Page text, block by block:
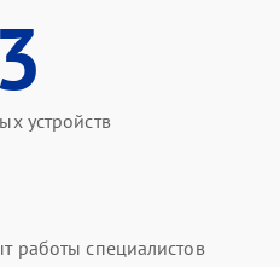
устройств
работы специалистов